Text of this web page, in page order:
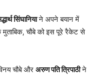
सिंघानियाने अपने बयान में
मुताबिक, चौबे को इस पूरे रैकेट से
चौबे और अरुण पति त्रिपाठीने